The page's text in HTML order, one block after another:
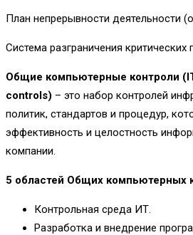
План непрерывности деятельности
Система разграничения критических
Общие компьютерные контроли (
controls) – это набор контролей
политик, стандартов и процедур,
эффективность и целостность
компании.
5 областей Общих компьютерных
Контрольная среда ИТ.
Разработка и внедрение